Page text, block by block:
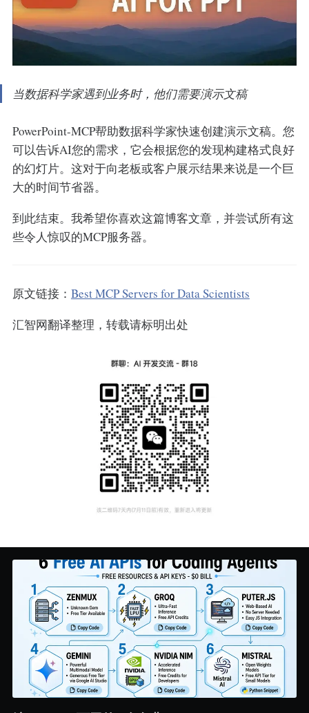
当数据科学家遇到业务时，他们需要演示文稿
PowerPoint-MCP帮助数据科学家快速创建演示文稿。您
可以告诉AI您的需求，它会根据您的发现构建格式良好
的幻灯片。这对于向老板或客户展示结果来说是一个巨
大的时间节省器。
到此结束。我希望你喜欢这篇博客文章，并尝试所有这
些令人惊叹的MCP服务器。
原文链接： Best MCP Servers for Data Scientists
汇智网翻译整理，转载请标明出处